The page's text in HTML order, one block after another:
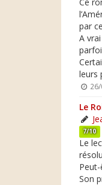
par
A
leurs
Le
7/10
Le
Son